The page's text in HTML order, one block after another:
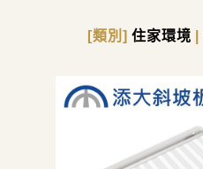
[類別]住家環境